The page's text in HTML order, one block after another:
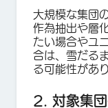
大規模な集団
作為抽出や層
たい場合やユ
合は、雪だる
る可能性があり
2. 対象集